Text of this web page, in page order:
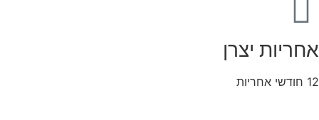
אחריות יצרן
12 חודשי אחריות